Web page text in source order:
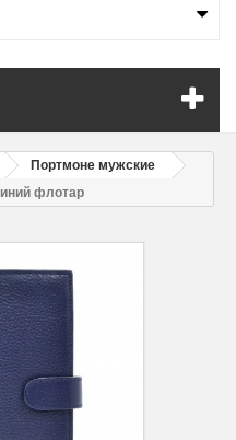
Портмоне мужские
флотар